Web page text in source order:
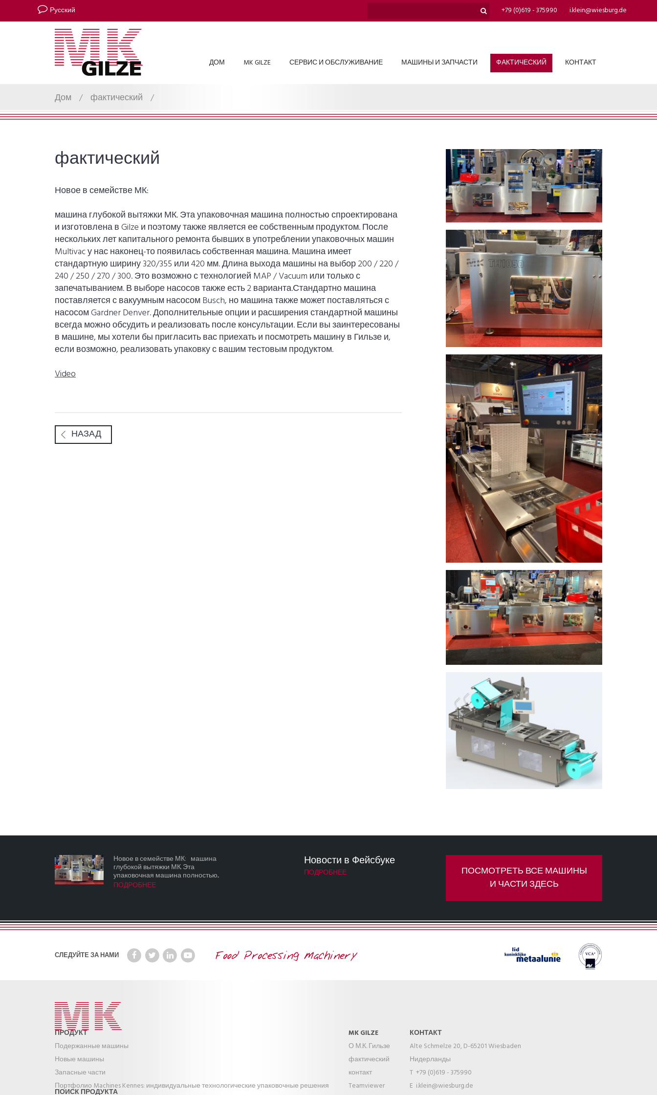
Русский i.klein@wiesburg.de
+79 (0)619 - 375990
ДОМ MK GILZE СЕРВИС И ОБСЛУЖИВАНИЕ МАШИНЫ И ЗАПЧАСТИ ФАКТИЧЕСКИЙ КОНТАКТ
Дом / фактический /
фактический
Новое в семействе МК:
машина глубокой вытяжки МК. Эта упаковочная машина полностью спроектирована
и изготовлена ​​в Gilze и поэтому также является ее собственным продуктом. После
нескольких лет капитального ремонта бывших в употреблении упаковочных машин
Multivac у нас наконец-то появилась собственная машина. Машина имеет
стандартную ширину 320/355 или 420 мм. Длина выхода машины на выбор 200 / 220 /
240 / 250 / 270 / 300. Это возможно с технологией MAP / Vacuum или только с
запечатыванием. В выборе насосов также есть 2 варианта.Стандартно машина
поставляется с вакуумным насосом Busch, но машина также может поставляться с
насосом Gardner Denver. Дополнительные опции и расширения стандартной машины
всегда можно обсудить и реализовать после консультации. Если вы заинтересованы
в машине, мы хотели бы пригласить вас приехать и посмотреть машину в Гильзе и,
если возможно, реализовать упаковку с вашим тестовым продуктом.
Video
НАЗАД
Новое в семействе МК: машина
глубокой вытяжки МК. Эта
упаковочная машина полностью...
ПОДРОБНЕЕ
Новости в Фейсбуке
ПОДРОБНЕЕ
ПОСМОТРЕТЬ ВСЕ МАШИНЫ
И ЧАСТИ ЗДЕСЬ
СЛЕДУЙТЕ ЗА НАМИ
ПРОДУКТ
Подержанные машины
Новые машины
Запасные части
Портфолио Machines Kennes: индивидуальные технологические упаковочные решения
MK GILZE
О М.К. Гильзе
фактический
контакт
Teamviewer
КОНТАКТ
Alte Schmelze 20, D-65201 Wiesbaden
Нидерланды
T +79 (0)619 - 375990
E i.klein@wiesburg.de
ПОИСК ПРОДУКТА